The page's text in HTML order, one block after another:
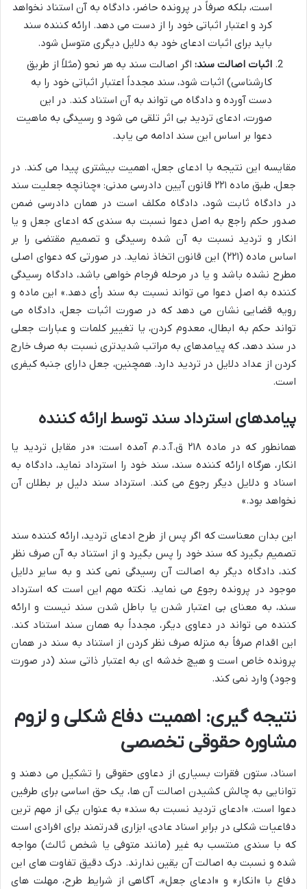
است، بلکه صرفاً در پرونده حاضر، دادگاه به آن استناد نخواهد
کرد و اعتبار اثباتی خود را از دست می دهد. ارائه کننده سند
باید برای اثبات ادعای خود به دلایل دیگری متوسل شود.
اثبات اصالت سند: اگر اصالت سند به هر نحو (مثلاً از طریق
کارشناسی) اثبات شود، سند مجدداً اعتبار اثباتی خود را به
دست آورده و دادگاه می تواند به آن استناد کند. در این
صورت، ادعای تردید بی اثر تلقی می شود و رسیدگی به ماهیت
دعوا بر اساس این سند ادامه می یابد.
مقایسه این نتیجه با ادعای جعل، اهمیت بیشتری پیدا می کند. در
جعل، طبق ماده ۲۲۱ قانون آیین دادرسی مدنی: «چنانچه جعلیت سند
در دادگاه ثابت شود، دادگاه مکلف است در همان دادرسی ضمن
صدور حکم راجع به اصل دعوا نسبت به سندی که ادعای جعل و یا
انکار و تردید نسبت به آن شده رسیدگی و تصمیم مقتضی را بر
اساس ماده (۲۲۱) این قانون اتخاذ نماید. در صورتی که دعوای اصلی
مطرح نشده باشد و یا در مرحله فرجام خواهی باشد، دادگاه رسیدگی
کننده به اصل دعوا می تواند نسبت به سند رأی دهد.» این ماده و
رویه قضایی نشان می دهد که در صورت اثبات جعل، دادگاه می
تواند حکم به ابطال، معدوم کردن، یا تغییر کلمات و عبارات جعلی
در سند دهد، که پیامدهای به مراتب شدیدتری نسبت به صرف خارج
کردن از عداد دلایل در تردید دارد. همچنین، جعل دارای جنبه کیفری
است.
پیامدهای استرداد سند توسط ارائه کننده
همانطور که در ماده ۲۱۸ ق.آ.د.م آمده است: «در مقابل تردید یا
انکار، هرگاه ارائه کننده سند، سند خود را استرداد نماید، دادگاه به
اسناد و دلایل دیگر رجوع می کند. استرداد سند دلیل بر بطلان آن
نخواهد بود.»
این بدان معناست که اگر پس از طرح ادعای تردید، ارائه کننده سند
تصمیم بگیرد که سند خود را پس بگیرد و از استناد به آن صرف نظر
کند، دادگاه دیگر به اصالت آن رسیدگی نمی کند و به سایر دلایل
موجود در پرونده رجوع می نماید. نکته مهم این است که استرداد
سند، به معنای بی اعتبار شدن یا باطل شدن سند نیست و ارائه
کننده می تواند در دعاوی دیگر، مجدداً به همان سند استناد کند.
این اقدام صرفاً به منزله صرف نظر کردن از استناد به سند در همان
پرونده خاص است و هیچ خدشه ای به اعتبار ذاتی سند (در صورت
وجود) وارد نمی کند.
نتیجه گیری: اهمیت دفاع شکلی و لزوم
مشاوره حقوقی تخصصی
اسناد، ستون فقرات بسیاری از دعاوی حقوقی را تشکیل می دهند و
توانایی به چالش کشیدن اصالت آن ها، یک حق اساسی برای طرفین
دعوا است. «ادعای تردید نسبت به سند» به عنوان یکی از مهم ترین
دفاعیات شکلی در برابر اسناد عادی، ابزاری قدرتمند برای افرادی است
که با سندی منتسب به غیر (مانند متوفی یا شخص ثالث) مواجه
شده و نسبت به اصالت آن یقین ندارند. درک دقیق تفاوت های این
دفاع با «انکار» و «ادعای جعل»، آگاهی از شرایط طرح، مهلت های